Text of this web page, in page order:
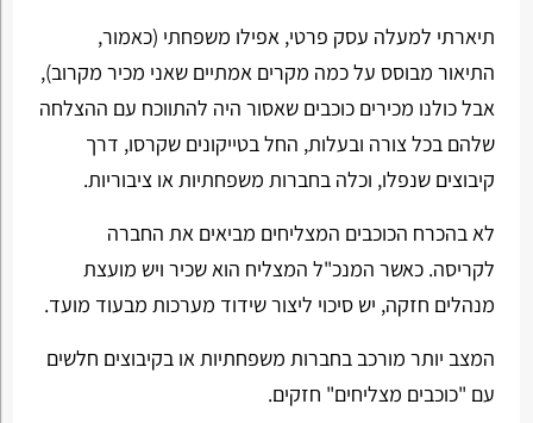
תיארתי למעלה עסק פרטי, אפילו משפחתי (כאמור,
התיאור מבוסס על כמה מקרים אמתיים שאני מכיר מקרוב),
אבל כולנו מכירים כוכבים שאסור היה להתווכח עם ההצלחה
שלהם בכל צורה ובעלות, החל בטייקונים שקרסו, דרך
קיבוצים שנפלו, וכלה בחברות משפחתיות או ציבוריות.
לא בהכרח הכוכבים המצליחים מביאים את החברה
לקריסה. כאשר המנכ"ל המצליח הוא שכיר ויש מועצת
מנהלים חזקה, יש סיכוי ליצור שידוד מערכות מבעוד מועד.
המצב יותר מורכב בחברות משפחתיות או בקיבוצים חלשים
עם "כוכבים מצליחים" חזקים.